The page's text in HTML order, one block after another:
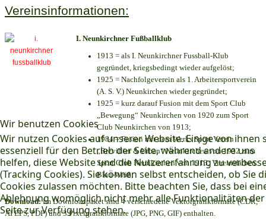
Wir benutzen Cookies
Wir nutzen Cookies auf unserer Website. Einige von ihnen
essenziell für den Betrieb der Seite, während andere uns
helfen, diese Website und die Nutzererfahrung zu
(Tracking Cookies). Sie können selbst entscheiden, ob Sie
Cookies zulassen möchten. Bitte beachten Sie, dass bei
Ablehnung womöglich nicht mehr alle Funktionalitäten der
Seite zur Verfügung stehen.
Vereinsinformationen:
I. Neunkirchner Fußballklub
1913 = als I. Neunkirchner Fussball-Klub
gegründet, kriegsbedingt wieder aufgelöst;
1925 = Nachfolgeverein als 1. Arbeitersportverein
(A. S. V.) Neunkirchen wieder gegründet;
1925 = kurz darauf Fusion mit dem Sport Club
„Bewegung“ Neunkirchen von 1920 zum Sport
Club Neunkirchen von 1913;
1984 = Fusion mit dem Werks Sport Verein
„Brevillier & Urban“ Neunkirchen von 1932 zum
Sport Club Neunkirchen von 1913; Vereinsfarben:
Blau-Weiß;
Download:Im Downloadpaket sind 4 verschiedene Vektorgrafikformate (CDR,
AI EPS, PDF) und 3 Pixelgrafikformate (JPG, PNG, GIF) enthalten.